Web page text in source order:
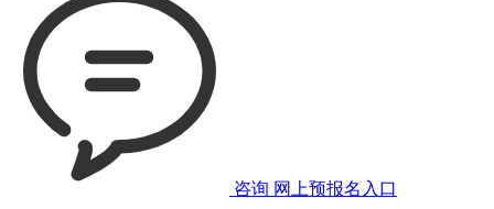
咨询 网上预报名入口